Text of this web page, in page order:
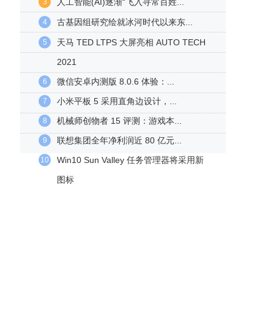
3
4 古基因组研究绘就冰河时代以来东...
5
天马 TED LTPS 大屏亮相 AUTO TECH
2021
6 微信安卓内测版 8.0.6 体验：...
7 小米平板 5 采用直角边设计，...
8 机械师创物者 15 评测：游戏本...
9 联想集团全年净利润近 80 亿元...
10
Win10 Sun Valley 任务管理器将采用新
图标